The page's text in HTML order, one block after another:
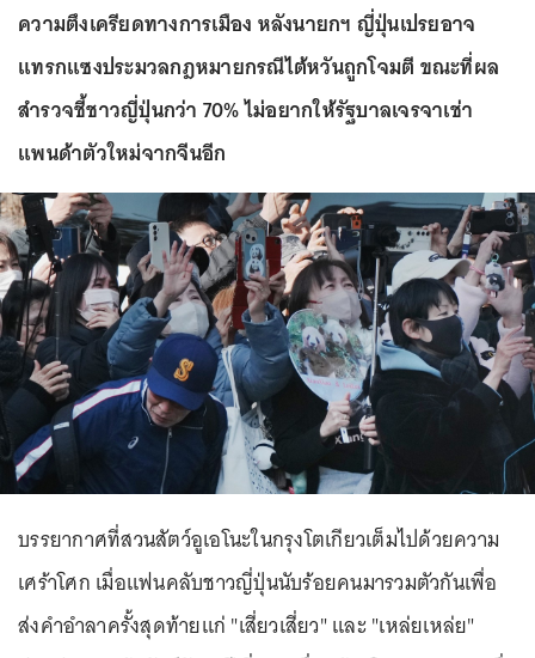
ความตึงเครียดทางการเมือง หลังนายกฯ ญี่ปุ่นเปรยอาจ
แทรกแซงประมวลกฎหมายกรณีไต้หวันถูกโจมตี ขณะที่ผล
สำรวจชี้ชาวญี่ปุ่นกว่า 70% ไม่อยากให้รัฐบาลเจรจาเช่า
แพนด้าตัวใหม่จากจีนอีก
บรรยากาศที่สวนสัตว์อูเอโนะในกรุงโตเกียวเต็มไปด้วยความ
เศร้าโศก เมื่อแฟนคลับชาวญี่ปุ่นนับร้อยคนมารวมตัวกันเพื่อ
ส่งคำอำลาครั้งสุดท้ายแก่ "เสี่ยวเสี่ยว" และ "เหล่ยเหล่ย"